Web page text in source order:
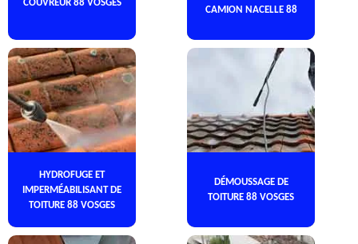
COUVREUR 88 VOSGES
CAMION NACELLE 88
HYDROFUGE ET
IMPERMÉABILISANT DE
TOITURE 88 VOSGES
DÉMOUSSAGE DE
TOITURE 88 VOSGES